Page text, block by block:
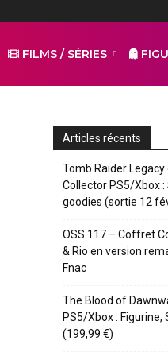
FILMS / SÉRIES
Articles récents
Tomb Raider
Collector PS5/Xbox
goodies (sortie 12
OSS 117 – Coffret
& Rio en version
Fnac
The Blood of
PS5/Xbox :
(199,99 €)